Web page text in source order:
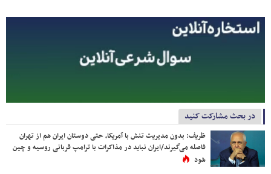
در بحث مشارکت کنید
ظریف: بدون مدیریت تنش با آمریکا، حتی دوستان ایران هم از تهران
فاصله می‌گیرند/ایران نباید در مذاکرات با ترامپ قربانی روسیه و چین
شود